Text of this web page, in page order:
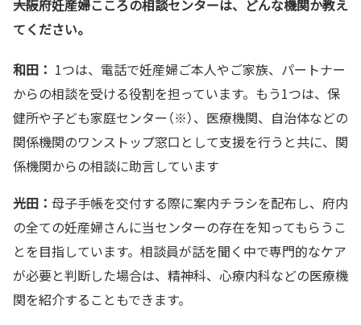
――大阪府妊産婦こころの相談センターは、どんな機関か教え
てください。
和田： 1つは、電話で妊産婦ご本人やご家族、パートナー
からの相談を受ける役割を担っています。もう1つは、保
健所や子ども家庭センター（※）、医療機関、自治体などの
関係機関のワンストップ窓口として支援を行うと共に、関
係機関からの相談に助言しています
光田： 母子手帳を交付する際に案内チラシを配布し、府内
の全ての妊産婦さんに当センターの存在を知ってもらうこ
とを目指しています。相談員が話を聞く中で専門的なケア
が必要と判断した場合は、精神科、心療内科などの医療機
関を紹介することもできます。